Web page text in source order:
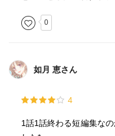
0
如月 恵さん
4
1話1話終わる短編集な